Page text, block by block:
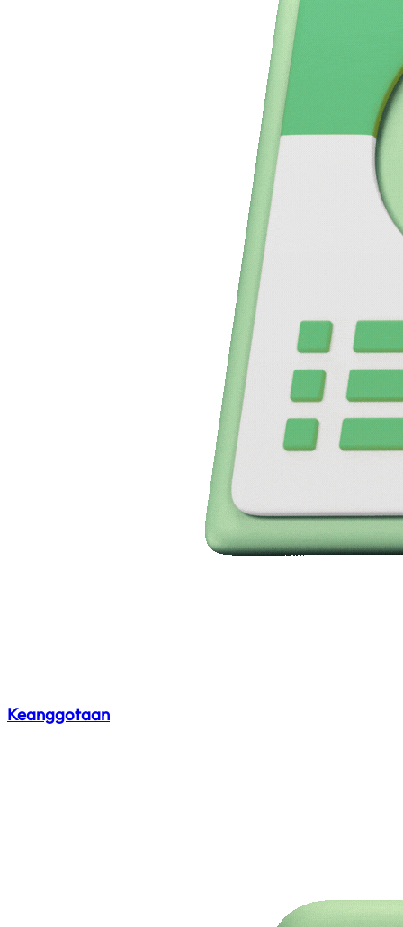
Keanggotaan